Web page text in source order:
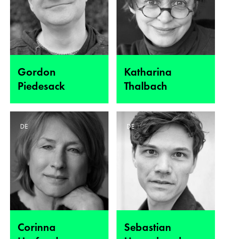
Gordon
Piedesack
Katharina
Thalbach
Corinna
DE
Sebastian
DE